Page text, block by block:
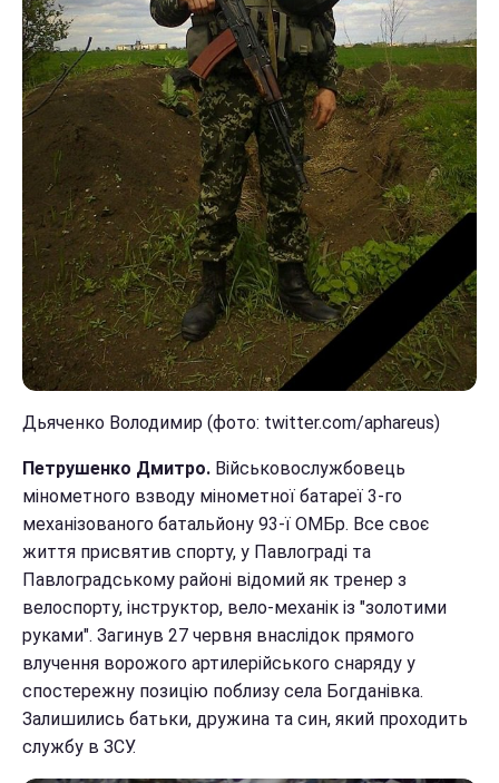
Дьяченко Володимир (фото: twitter.com/aphareus)
Петрушенко Дмитро. Військовослужбовець
мінометного взводу мінометної батареї 3-го
механізованого батальйону 93-ї ОМБр. Все своє
життя присвятив спорту, у Павлограді та
Павлоградському районі відомий як тренер з
велоспорту, інструктор, вело-механік із "золотими
руками". Загинув 27 червня внаслідок прямого
влучення ворожого артилерійського снаряду у
спостережну позицію поблизу села Богданівка.
Залишились батьки, дружина та син, який проходить
службу в ЗСУ.